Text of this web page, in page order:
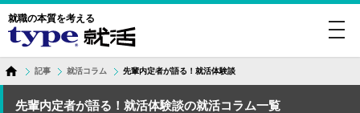
就職の本質を考える
記事 就活コラム 先輩内定者が語る！就活体験談
先輩内定者が語る！就活体験談の就活コラム一覧